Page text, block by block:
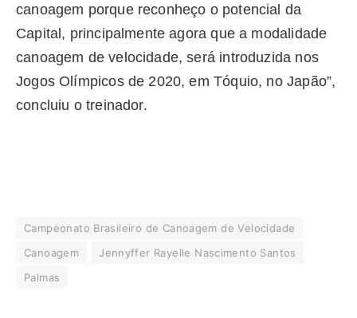
canoagem porque reconheço o potencial da
Capital, principalmente agora que a modalidade
canoagem de velocidade, será introduzida nos
Jogos Olímpicos de 2020, em Tóquio, no Japão”,
concluiu o treinador.
Campeonato Brasileiro de Canoagem de Velocidade
Canoagem
Jennyffer Rayelle Nascimento Santos
Palmas